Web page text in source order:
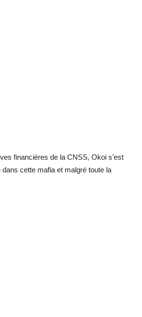
financières de la CNSS, Okoi s’est
cette mafia et malgré toute la